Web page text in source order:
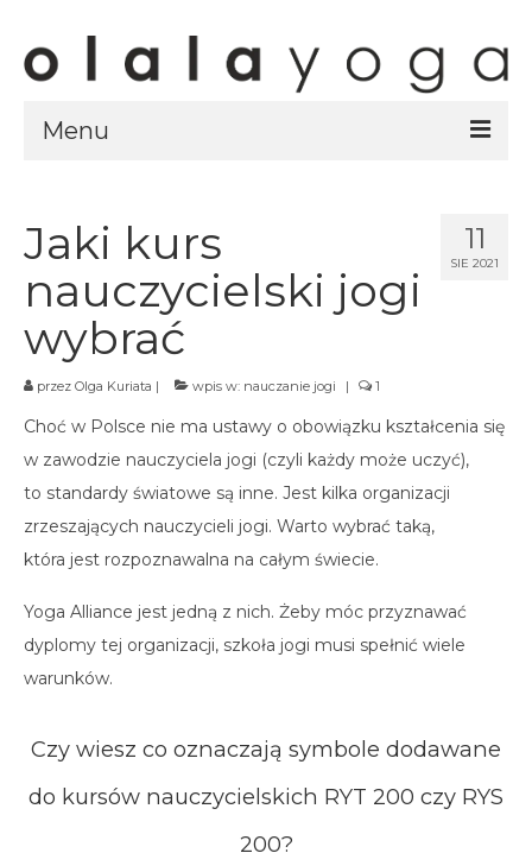
Menu
ubrania olalayoga
Olala Studio
Szczecin
Kursy
specjalistyczne
spotkania online
artykuły i video
Zaloguj
platforma kursowa
11
SIE 2021
Jaki kurs
nauczycielski jogi
wybrać
przez Olga Kuriata | wpis w: nauczanie jogi | 1
Choć w Polsce nie ma ustawy o obowiązku kształcenia się
w zawodzie nauczyciela jogi (czyli każdy może uczyć),
to standardy światowe są inne. Jest kilka organizacji
zrzeszających nauczycieli jogi. Warto wybrać taką,
która jest rozpoznawalna na całym świecie.
Yoga Alliance jest jedną z nich. Żeby móc przyznawać
dyplomy tej organizacji, szkoła jogi musi spełnić wiele
warunków.
Czy wiesz co oznaczają symbole dodawane
do kursów nauczycielskich RYT 200 czy RYS
200?